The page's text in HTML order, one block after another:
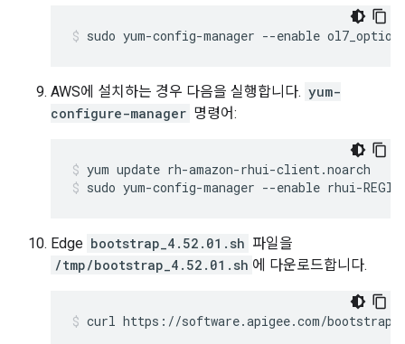
sudo yum-config-manager --enable
AWS에 설치하는 경우 다음을 실행합니다. yum-
configure-manager 명령어:
sudo yum-config-manager --enable rhui-
Edge bootstrap_4.52.01.sh 파일을
/tmp/bootstrap_4.52.01.sh 에 다운로드합니다.
curl https://software.apigee.com/